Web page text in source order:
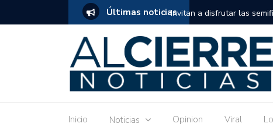
Últimas noticias
de estimulación temprana para mamás
Invitan a disfrutar las
Ronquillo este jueves.
Inicio Noticias Opinion Viral